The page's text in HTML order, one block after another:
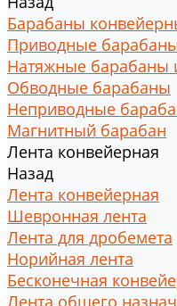
Барабаны
Приводные
Натяжные барабаны
Обводные барабаны
Неприводные
Магнитный барабан
Лента конвейерная
Назад
Лента конвейерная
Шевронная лента
Лента для дробемета
Норийная лента
Бесконечная
Лента общего